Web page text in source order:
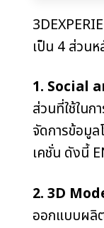
เป็น 4 ส่วน
1. Social
ส่วนที่ใช้ในก
จัดการข้อมู
เคชั่น ดังนี้
2. 3D
ออกแบบผลิ